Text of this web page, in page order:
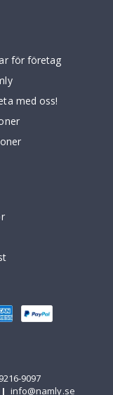
för företag
med oss!
9097
| info@namly.se